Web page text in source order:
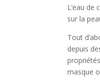
L’eau
sur la
Tout
depuis
masque